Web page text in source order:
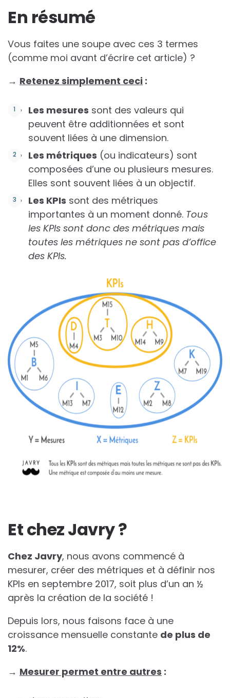
En résumé
Vous faites une soupe avec ces 3 termes
(comme moi avant d’écrire cet article) ?
→ Retenez simplement ceci :
Les mesures sont des valeurs qui
peuvent être additionnées et sont
souvent liées à une dimension.
Les métriques (ou indicateurs) sont
composées d’une ou plusieurs mesures.
Elles sont souvent liées à un objectif.
Les KPIs sont des métriques
importantes à un moment donné. Tous
les KPIs sont donc des métriques mais
toutes les métriques ne sont pas d’office
des KPIs.
Et chez Javry ?
Chez Javry, nous avons commencé à
mesurer, créer des métriques et à définir nos
KPIs en septembre 2017, soit plus d’un an ½
après la création de la société !
Depuis lors, nous faisons face à une
croissance mensuelle constante de plus de
12%.
→ Mesurer permet entre autres :